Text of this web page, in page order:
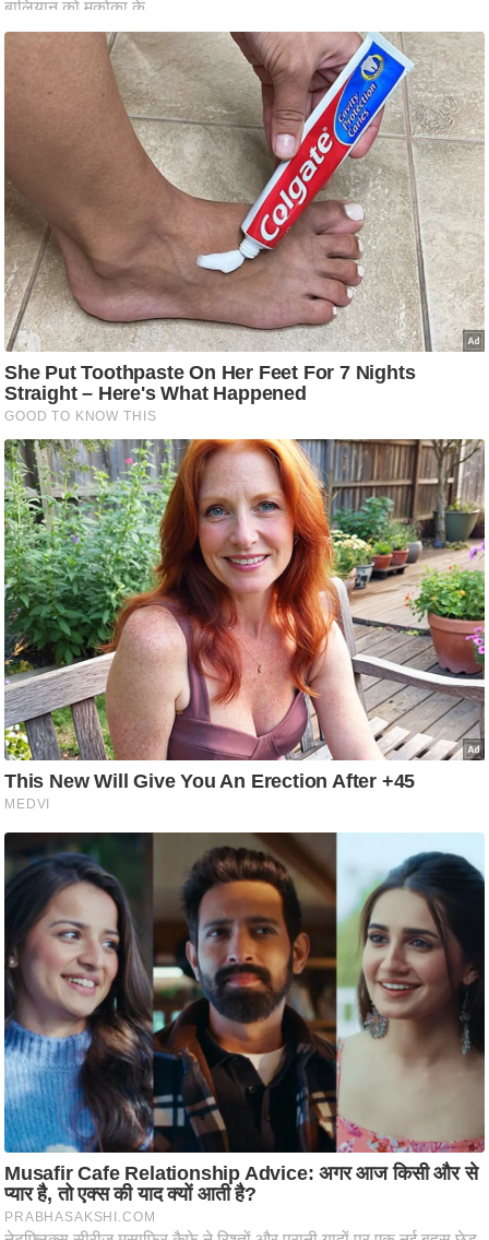
स्तं
म
.
आ
र
.
आ
ई
चा
य
प
र
स
मी
क्षा
ध
र्म
ज्यो
ति
ष
भु
मा
ध
र्म
स्थ
ल
व्र
त
त्यो
हा
र